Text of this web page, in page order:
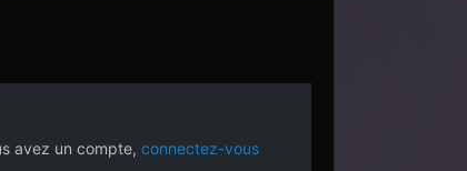
avez un compte, connectez-vous